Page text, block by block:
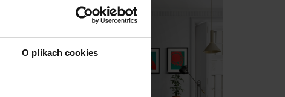
O plikach cookies